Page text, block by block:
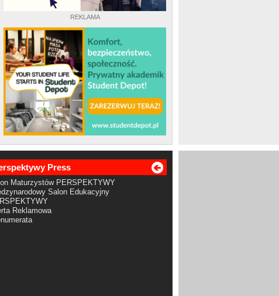
REKLAMA
Press
Maturzystów PERSPEKTYWY
Salon Edukacyjny
Reklamowa